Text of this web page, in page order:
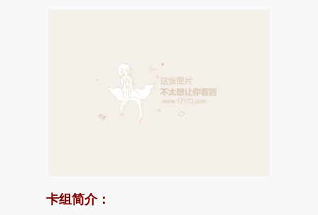
卡组简介：